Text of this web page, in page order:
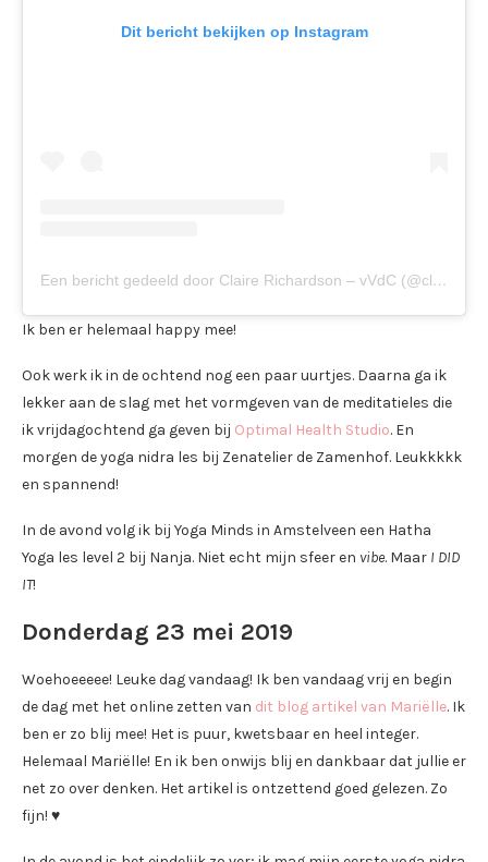
Dit bericht bekijken op Instagram
Een bericht gedeeld door Claire Richardson – vVdC (@clairesmission)
Ik ben er helemaal happy mee!
Ook werk ik in de ochtend nog een paar uurtjes. Daarna ga ik
lekker aan de slag met het vormgeven van de meditatieles die
ik vrijdagochtend ga geven bij Optimal Health Studio. En
morgen de yoga nidra les bij Zenatelier de Zamenhof. Leukkkkk
en spannend!
In de avond volg ik bij Yoga Minds in Amstelveen een Hatha
Yoga les level 2 bij Nanja. Niet echt mijn sfeer en vibe. Maar I DID
IT!
Donderdag 23 mei 2019
Woehoeeeee! Leuke dag vandaag! Ik ben vandaag vrij en begin
de dag met het online zetten van dit blog artikel van Mariëlle. Ik
ben er zo blij mee! Het is puur, kwetsbaar en heel integer.
Helemaal Mariëlle! En ik ben onwijs blij en dankbaar dat jullie er
net zo over denken. Het artikel is ontzettend goed gelezen. Zo
fijn! ♥